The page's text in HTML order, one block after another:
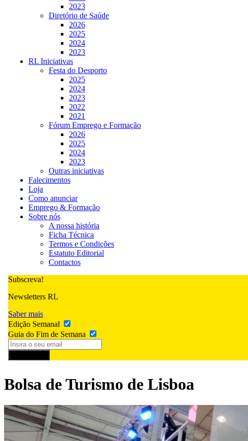
2023
Diretório de Saúde
2026
2025
2024
2023
RL Iniciativas
Festa do Desporto
2025
2024
2023
2022
2021
Fórum Emprego e Formação
2026
2025
2024
2023
Outras iniciativas
Falecimentos
Loja
Como anunciar
Emprego & Formação
Sobre nós
A nossa história
Ficha Técnica
Termos e Condições
Estatuto Editorial
Contactos
Subscreva!
Newsletters RL
Saber mais
Edição Semanal
Guia do Fim de Semana
Bolsa de Turismo de Lisboa